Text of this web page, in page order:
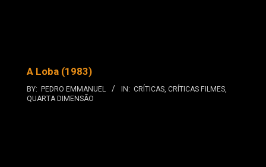
A Loba (1983)
BY: PEDRO EMMANUEL IN: CRÍTICAS, CRÍTICAS FILMES,
QUARTA DIMENSÃO